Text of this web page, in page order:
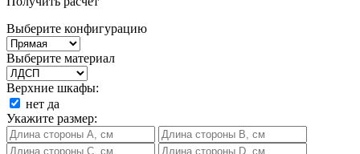
Выберите конфигурацию
Выберите материал
Верхние шкафы:
нет да
Укажите размер: